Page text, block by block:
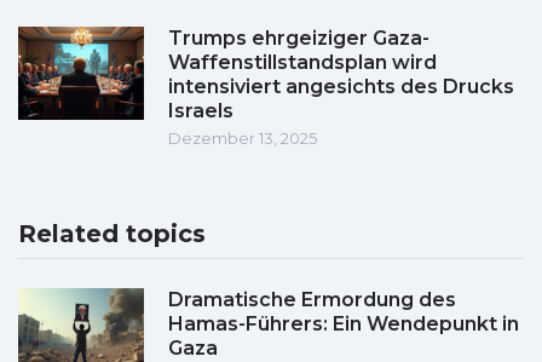
Trumps ehrgeiziger Gaza-
Waffenstillstandsplan wird
intensiviert angesichts des Drucks
Israels
Dezember 13, 2025
Related topics
Dramatische Ermordung des
Hamas-Führers: Ein Wendepunkt in
Gaza